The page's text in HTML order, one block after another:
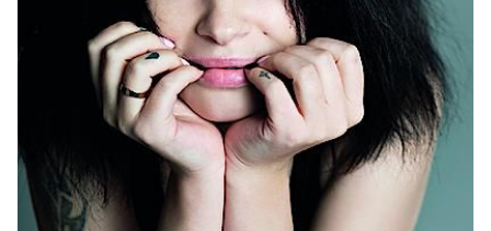
– Прежде чем отважиться на такие гастроли,